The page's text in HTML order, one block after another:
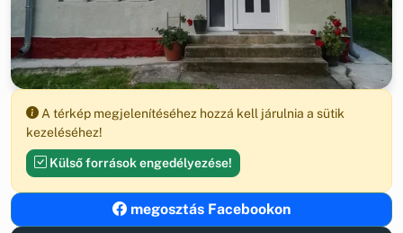
A térkép megjelenítéséhez hozzá kell járulnia a sütik
kezeléséhez!
Külső források engedélyezése!
megosztás Facebookon